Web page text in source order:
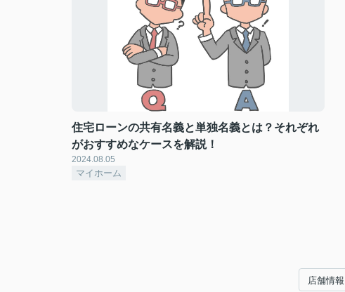
住宅ローンの共有名義と単独名義とは？それぞれ
がおすすめなケースを解説！
2024.08.05
マイホーム
店舗情報